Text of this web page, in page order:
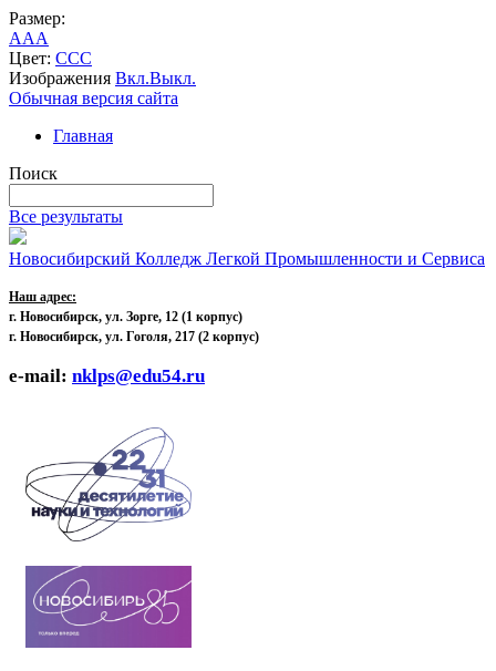
Размер:
AAA
Цвет: CCC
Изображения Вкл.Выкл.
Обычная версия сайта
Главная
Поиск
Все результаты
Новосибирский Колледж Легкой Промышленности и Сервиса
Наш адрес:
г. Новосибирск, ул. Зорге, 12 (1 корпус)
г. Новосибирск, ул. Гоголя, 217 (2 корпус)
e-mail: nklps@edu54.ru